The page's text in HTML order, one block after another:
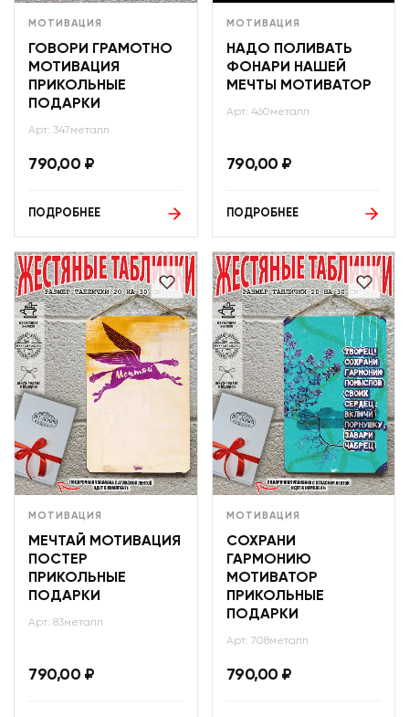
МОТИВАЦИЯ
ГОВОРИ ГРАМОТНО
МОТИВАЦИЯ
ПРИКОЛЬНЫЕ
ПОДАРКИ
Арт: 347металл
790,00 ₽
ПОДРОБНЕЕ
МОТИВАЦИЯ
НАДО ПОЛИВАТЬ
ФОНАРИ НАШЕЙ
МЕЧТЫ МОТИВАТОР
Арт: 460металл
790,00 ₽
ПОДРОБНЕЕ
МОТИВАЦИЯ
МЕЧТАЙ МОТИВАЦИЯ
ПОСТЕР
ПРИКОЛЬНЫЕ
ПОДАРКИ
Арт: 83металл
790,00 ₽
МОТИВАЦИЯ
СОХРАНИ
ГАРМОНИЮ
МОТИВАТОР
ПРИКОЛЬНЫЕ
ПОДАРКИ
Арт: 708металл
790,00 ₽